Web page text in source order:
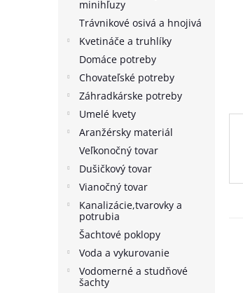
minihľuzy
Trávnikové osivá a hnojivá
Kvetináče a truhlíky
Domáce potreby
Chovateľské potreby
Záhradkárske potreby
Umelé kvety
Aranžérsky materiál
Veľkonočný tovar
Dušičkový tovar
Vianočný tovar
Kanalizácie,tvarovky a
potrubia
Šachtové poklopy
Voda a vykurovanie
Vodomerné a studňové
šachty